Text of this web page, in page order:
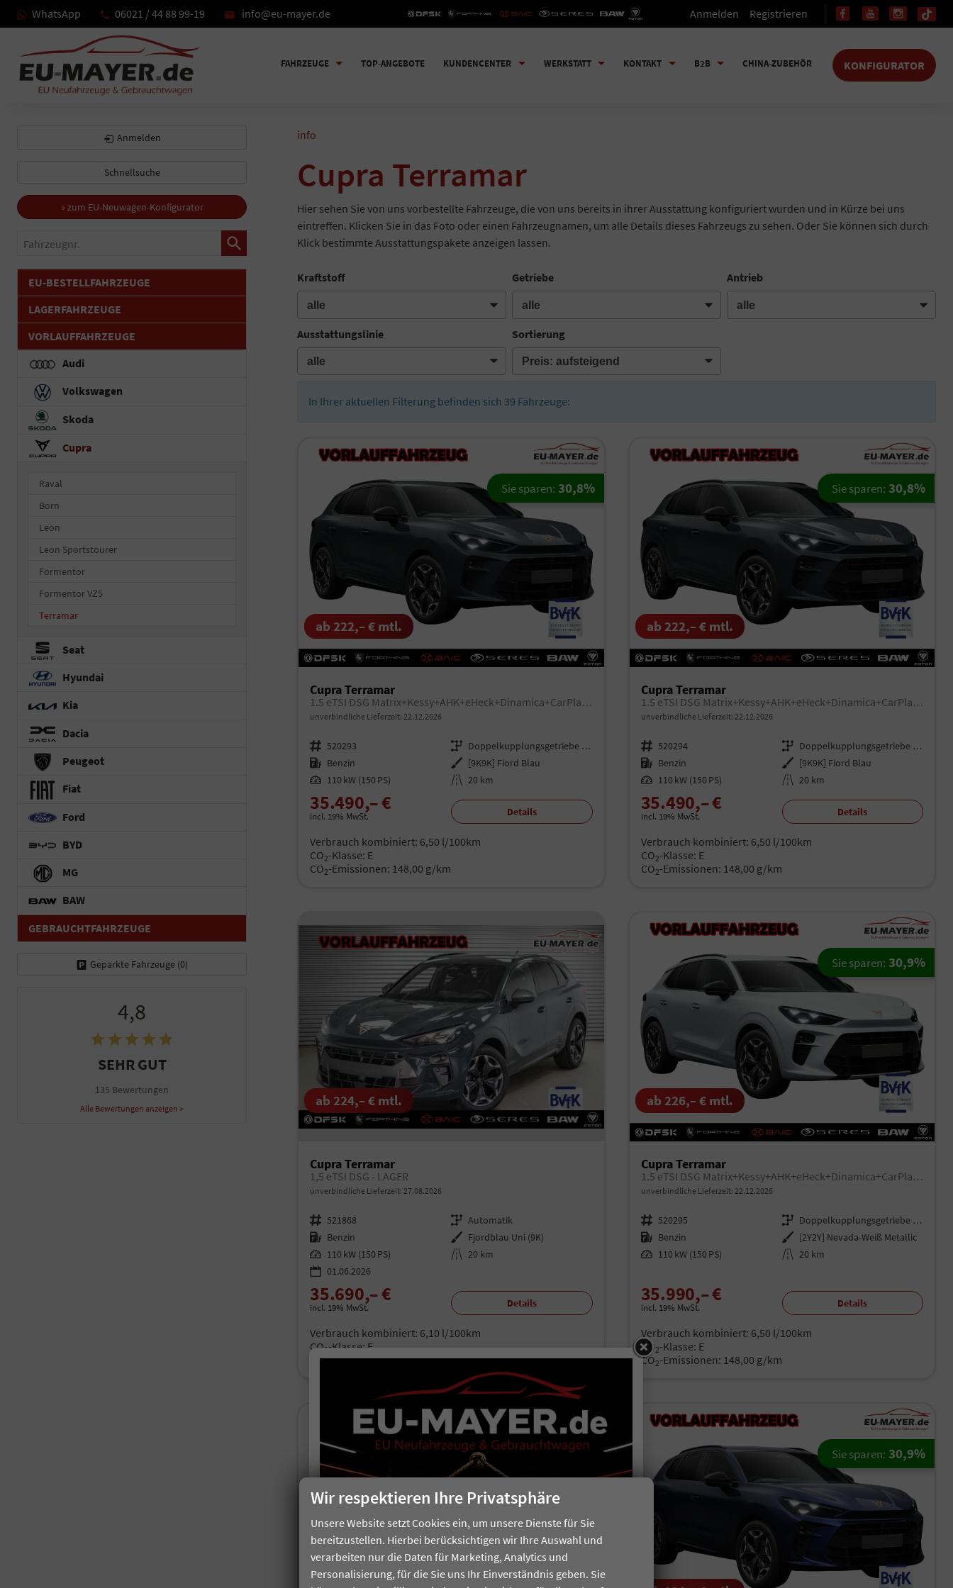
WhatsApp 06021 / 44 88 99-19 info@eu-mayer.de Anmelden Registrieren
FAHRZEUGE TOP-ANGEBOTE KUNDENCENTER WERKSTATT KONTAKT B2B CHINA-ZUBEHÖR KONFIGURATOR
info
Cupra Terramar
Hier sehen Sie von uns vorbestellte Fahrzeuge, die von uns bereits in ihrer Ausstattung konfiguriert wurden und in Kürze bei uns
eintreffen. Klicken Sie in das Foto oder einen Fahrzeugnamen, um alle Details dieses Fahrzeugs zu sehen. Oder Sie können sich durch
Klick bestimmte Ausstattungspakete anzeigen lassen.
Kraftstoff Getriebe Antrieb
Ausstattungslinie Sortierung
In Ihrer aktuellen Filterung befinden sich 39 Fahrzeuge:
ab 222,– € mtl.
Cupra Terramar
1.5 eTSI DSG Matrix+Kessy+AHK+eHeck+Dinamica+CarPlay+eHeck+GV5
unverbindliche Lieferzeit:22.12.2026
Fahrzeugnr. 520293 Getriebe
Doppelkupplungsgetriebe (DSG)
Kraftstoff Benzin Außenfarbe [9K9K] Fiord Blau
Leistung 110 kW (150 PS) Kilometerstand 20 km
35.490,– €
incl. 19% MwSt.
Sie sparen: 30,8%
Details
Verbrauch kombiniert: 6,50 l/100km
CO2-Klasse: E
CO2-Emissionen: 148,00 g/km
ab 222,– € mtl.
Cupra Terramar
1.5 eTSI DSG Matrix+Kessy+AHK+eHeck+Dinamica+CarPlay+eHeck+GV5
unverbindliche Lieferzeit: 22.12.2026
Fahrzeugnr. 520294 Getriebe
Doppelkupplungsgetriebe (DSG)
Kraftstoff Benzin Außenfarbe [9K9K] Fiord Blau
Leistung 110 kW (150 PS) Kilometerstand 20 km
35.490,– €
incl. 19% MwSt.
Sie sparen: 30,8%
Details
Verbrauch kombiniert: 6,50 l/100km
CO2-Klasse: E
CO2-Emissionen: 148,00 g/km
ab 224,– € mtl.
Cupra Terramar
1,5 eTSI DSG - LAGER
unverbindliche Lieferzeit: 27.08.2026
Fahrzeugnr. 521868 Getriebe Automatik
Kraftstoff Benzin Außenfarbe Fjordblau Uni (9K)
Leistung 110 kW (150 PS) Kilometerstand 20 km
01.06.2026
35.690,– €
incl. 19% MwSt. Details
Verbrauch kombiniert: 6,10 l/100km
CO2-Klasse: E
CO -Emissionen:138,00 g/km
ab 226,– € mtl.
Cupra Terramar
1.5 eTSI DSG Matrix+Kessy+AHK+eHeck+Dinamica+CarPlay+eHeck+GV5
unverbindliche Lieferzeit: 22.12.2026
Fahrzeugnr. 520295 Getriebe
Doppelkupplungsgetriebe (DSG)
Kraftstoff Benzin Außenfarbe [2Y2Y] Nevada-Weiß Metallic
Leistung 110 kW (150 PS) Kilometerstand 20 km
35.990,– €
incl. 19% MwSt.
Sie sparen: 30,9%
Details
Verbrauch kombiniert: 6,50 l/100km
CO2-Klasse: E
CO2-Emissionen: 148,00 g/km
Sie sparen:30,9% Sie sparen: 30,9%
Anmelden
Schnellsuche
» zum EU-Neuwagen-Konfigurator
Fahrzeugnr.
EU-BESTELLFAHRZEUGE
LAGERFAHRZEUGE
VORLAUFFAHRZEUGE
Audi
Volkswagen
Skoda
Cupra
Raval
Born
Leon
Leon Sportstourer
Formentor
Formentor VZ5
Terramar
Seat
Hyundai
Kia
Dacia
Peugeot
Fiat
Ford
BYD
MG
BAW
GEBRAUCHTFAHRZEUGE
Geparkte Fahrzeuge (0)
4,8
SEHR GUT
135 Bewertungen
Alle Bewertungen anzeigen >
Wir respektieren Ihre Privatsphäre
Unsere Website setzt Cookies ein, um unsere Dienste für Sie
bereitzustellen. Hierbei berücksichtigen wir Ihre Auswahl und
verarbeiten nur die Daten für Marketing, Analytics und
Personalisierung, für die Sie uns Ihr Einverständnis geben. Sie